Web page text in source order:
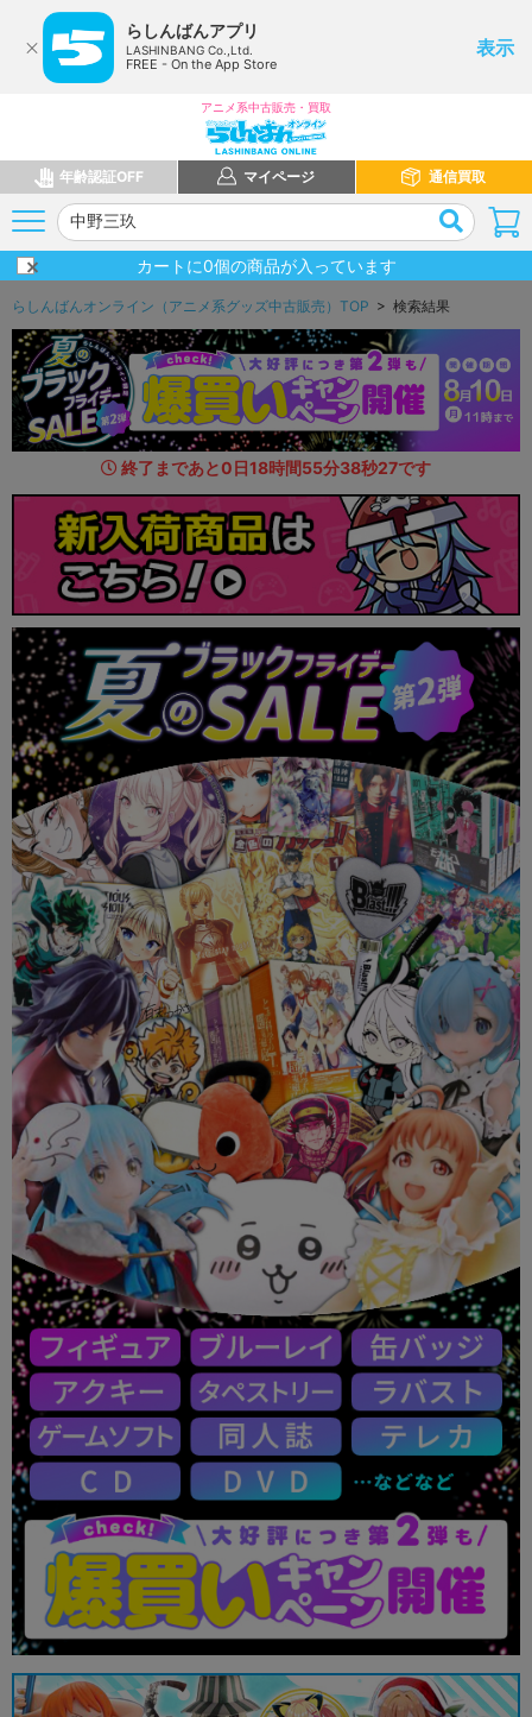
らしんばんアプリ
LASHINBANG Co.,Ltd.
FREE - On the App Store
表示
アニメ系中古販売・買取
年齢認証OFF マイページ 通信買取
カートに0個の商品が入っています
らしんばんオンライン（アニメ系グッズ中古販売）TOP > 検索結果
終了まであと0日18時間55分36秒88です